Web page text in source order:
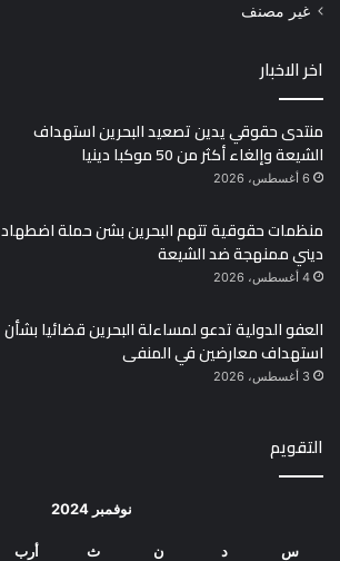
غير مصنف
اخر الاخبار
منتدى حقوقي يدين تصعيد البحرين استهداف
الشيعة وإلغاء أكثر من 50 موكبا دينيا
6 أغسطس، 2026
منظمات حقوقية تتهم البحرين بشن حملة اضطهاد
ديني ممنهجة ضد الشيعة
4 أغسطس، 2026
العفو الدولية تدعو لمساءلة البحرين قضائيا بشأن
استهداف معارضين في المنفى
3 أغسطس، 2026
التقويم
نوفمبر 2024
س د ن ث أرب